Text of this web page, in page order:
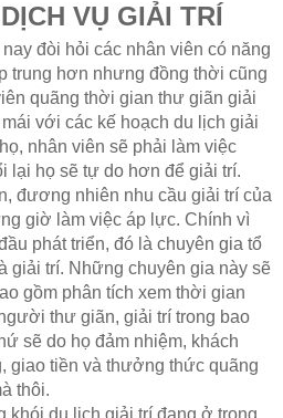
VỤ GIẢI TRÍ
đòi hỏi các nhân viên có năng
trung hơn nhưng đồng thời cũng
quãng thời gian thư giãn giải
với các kế hoạch du lịch giải
nhân viên sẽ phải làm việc
lại họ sẽ tự do hơn để giải trí.
đương nhiên nhu cầu giải trí của
giờ làm việc áp lực. Chính vì
phát triển, đó là chuyên gia tổ
giải trí. Những chuyên gia này sẽ
gồm phân tích xem thời gian
thư giãn, giải trí trong bao
sẽ do họ đảm nhiệm, khách
giao tiền và thưởng thức quãng
thôi.